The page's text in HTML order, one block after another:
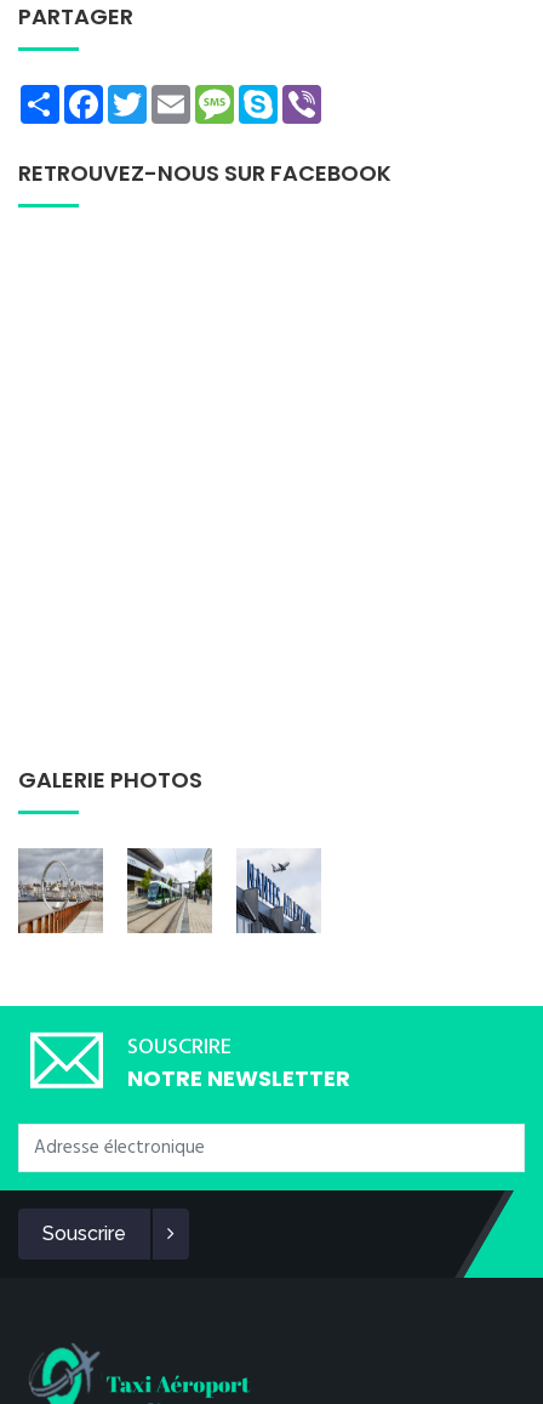
PARTAGER
ShareFacebookTwitterEmailMessage
Skype
RETROUVEZ-NOUS SUR FACEBOOK
GALERIE PHOTOS
SOUSCRIRE
NOTRE NEWSLETTER
Souscrire